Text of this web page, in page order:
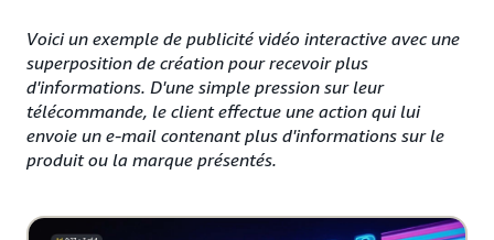
Voici un exemple de publicité vidéo interactive avec une
superposition de création pour recevoir plus
d'informations. D'une simple pression sur leur
télécommande, le client effectue une action qui lui
envoie un e-mail contenant plus d'informations sur le
produit ou la marque présentés.